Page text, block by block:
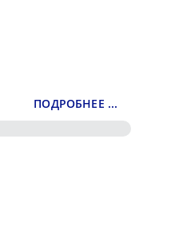
ПОДРОБНЕЕ ...